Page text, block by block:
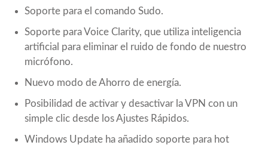
Soporte para el comando Sudo.
Soporte para Voice Clarity, que utiliza inteligencia
artificial para eliminar el ruido de fondo de nuestro
micrófono.
Nuevo modo de Ahorro de energía.
Posibilidad de activar y desactivar la VPN con un
simple clic desde los Ajustes Rápidos.
Windows Update ha añadido soporte para hot